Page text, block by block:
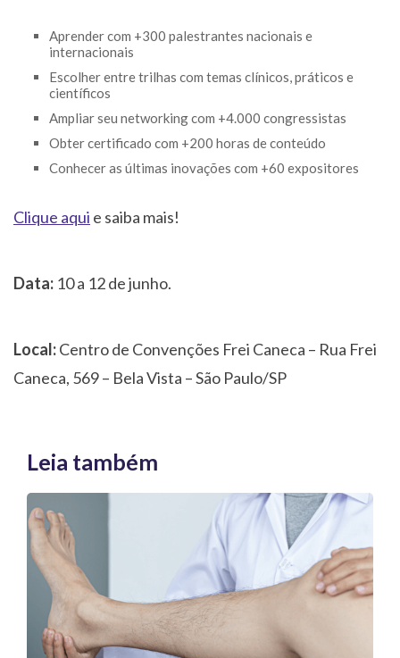
Aprender com +300 palestrantes nacionais e
internacionais
Escolher entre trilhas com temas clínicos, práticos e
científicos
Ampliar seu networking com +4.000 congressistas
Obter certificado com +200 horas de conteúdo
Conhecer as últimas inovações com +60 expositores
Clique aqui e saiba mais!
Data: 10 a 12 de junho.
Local:Centro de Convenções Frei Caneca – Rua Frei
Caneca, 569 – Bela Vista – São Paulo/SP
Leia também